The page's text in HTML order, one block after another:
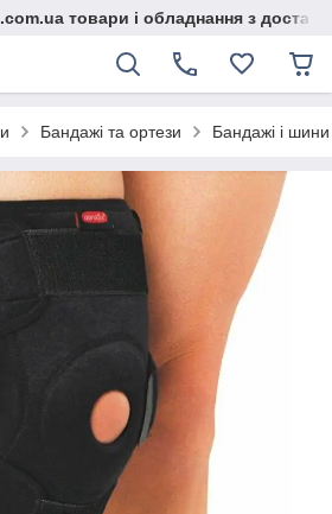
товари і обладнання з
Бандажі та ортези Бандажі і